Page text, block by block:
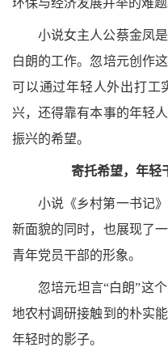
环保与经济发展并举的难题
小说女主人公蔡金凤
白朗的工作。忽培元创作
可以通过年轻人外出打工
兴，还得靠有本事的年轻
振兴的希望。
寄托希望，年轻
小说《乡村第一书记
新面貌的同时，也展现了
青年党员干部的形象。
忽培元坦言“白朗”这
地农村调研接触到的朴实
年轻时的影子。